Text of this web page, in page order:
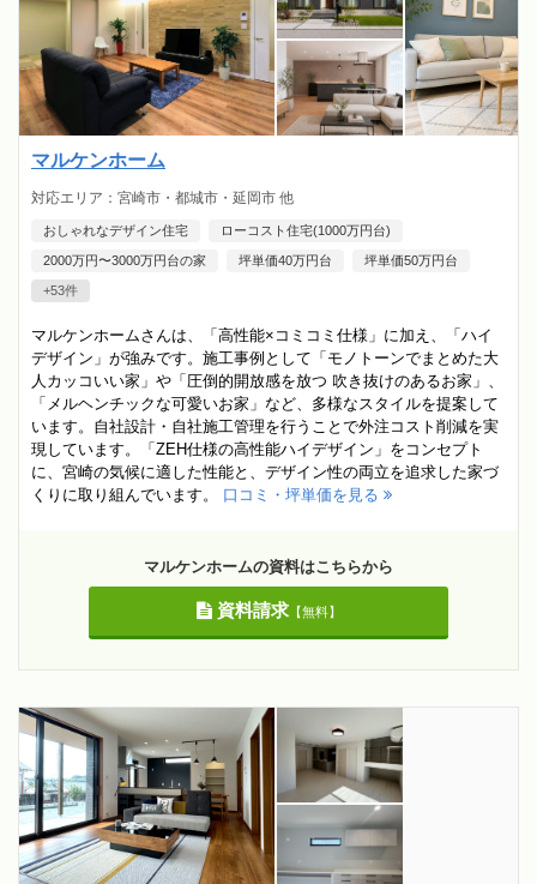
マルケンホーム
対応エリア：宮崎市・都城市・延岡市 他
おしゃれなデザイン住宅 ローコスト住宅(1000万円台)
2000万円〜3000万円台の家 坪単価40万円台 坪単価50万円台
+53件
マルケンホームさんは、「高性能×コミコミ仕様」に加え、「ハイ
デザイン」が強みです。施工事例として「モノトーンでまとめた大
人カッコいい家」や「圧倒的開放感を放つ 吹き抜けのあるお家」、
「メルヘンチックな可愛いお家」など、多様なスタイルを提案して
います。自社設計・自社施工管理を行うことで外注コスト削減を実
現しています。「ZEH仕様の高性能ハイデザイン」をコンセプト
に、宮崎の気候に適した性能と、デザイン性の両立を追求した家づ
くりに取り組んでいます。 口コミ・坪単価を見る
マルケンホームの資料はこちらから
資料請求【無料】